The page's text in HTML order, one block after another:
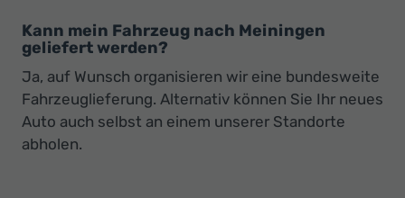
Kann mein Fahrzeug nach Meiningen
geliefert werden?
Ja, auf Wunsch organisieren wir eine bundesweite
Fahrzeuglieferung. Alternativ können Sie Ihr neues
Auto auch selbst an einem unserer Standorte
abholen.